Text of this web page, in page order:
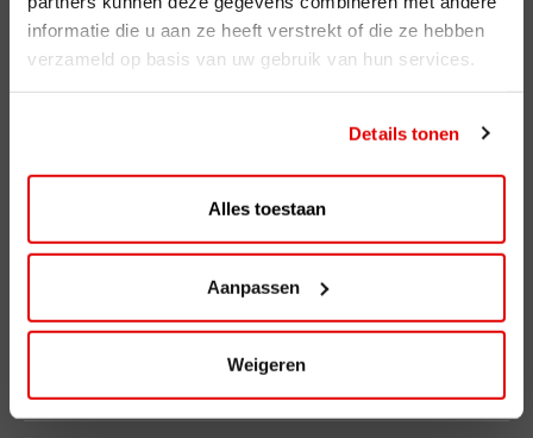
informatie die u aan ze heeft verstrekt of die ze hebben
verzameld op basis van uw gebruik van hun services.
Details tonen
Alles toestaan
Aanpassen
Weigeren
Registreren
AVIA VOLT
Benzine